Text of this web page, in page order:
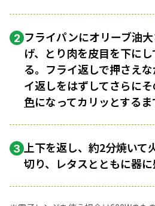
2 フライパンにオリーブ油
げ、とり肉を皮目を下にし
る。フライ返しで押さえ
イ返しをはずしてさらに
色になってカリッとするま
3
上下を返し、約2分焼いて
切り、レタスとともに器に